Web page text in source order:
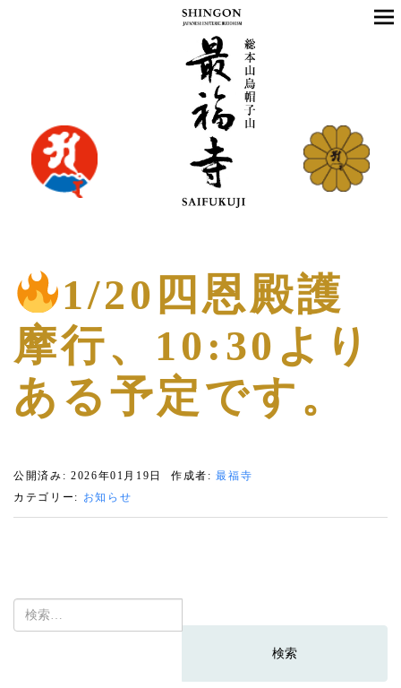
1/20四恩殿護
摩行、10:30より
ある予定です。
公開済み: 2026年01月19日 作成者:最福寺
カテゴリー: お知らせ
検
索: